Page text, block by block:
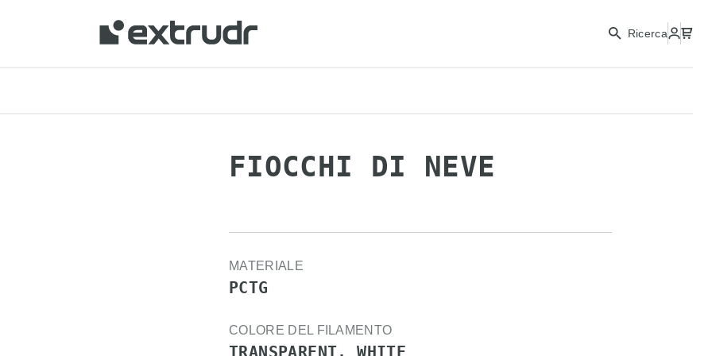
della tua zona e acquistare online.
CHIUDIRicerca
FIOCCHI DI NEVE
MATERIALE
PCTG
COLORE DEL FILAMENTO
TRANSPARENT, WHITE